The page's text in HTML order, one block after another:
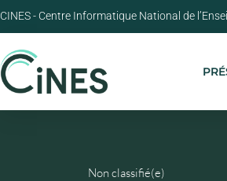
CINES - Centre Informatique National de
Non classifié(e)